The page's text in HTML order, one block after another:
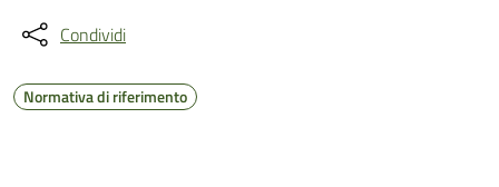
Condividi
Normativa di riferimento